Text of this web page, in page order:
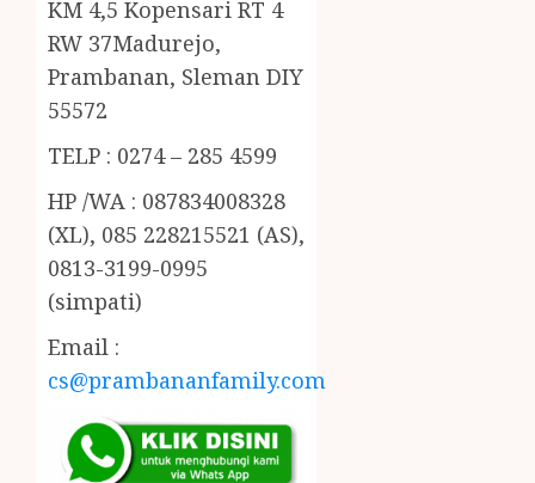
KM 4,5 Kopensari RT 4
RW 37Madurejo,
Prambanan, Sleman DIY
55572
TELP : 0274 – 285 4599
HP /WA : 087834008328
(XL), 085 228215521 (AS),
0813-3199-0995
(simpati)
Email :
cs@prambananfamily.com